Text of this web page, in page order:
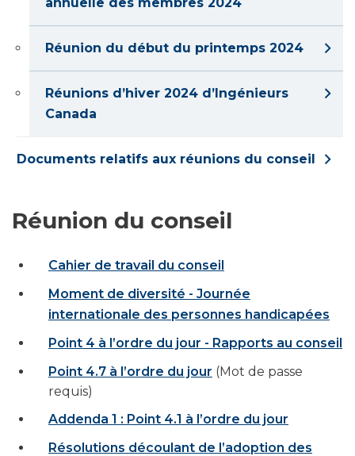
Réunion du début du printemps 2024
Réunions d’hiver 2024 d’Ingénieurs
Canada
Documents relatifs aux réunions du conseil
Réunion du conseil
Cahier de travail du conseil
Moment de diversité - Journée
internationale des personnes handicapées
Point 4 à l’ordre du jour - Rapports au conseil
Point 4.7 à l’ordre du jour (Mot de passe
requis)
Addenda 1 : Point 4.1 à l’ordre du jour
Résolutions découlant de l’adoption des